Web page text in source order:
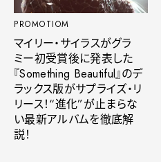
PROMOTIOM
マイリー・サイラスがグラ
ミー初受賞後に発表した
『Something Beautiful』のデ
ラックス版がサプライズ・リ
リース！“進化”が止まらな
い最新アルバムを徹底解
説！